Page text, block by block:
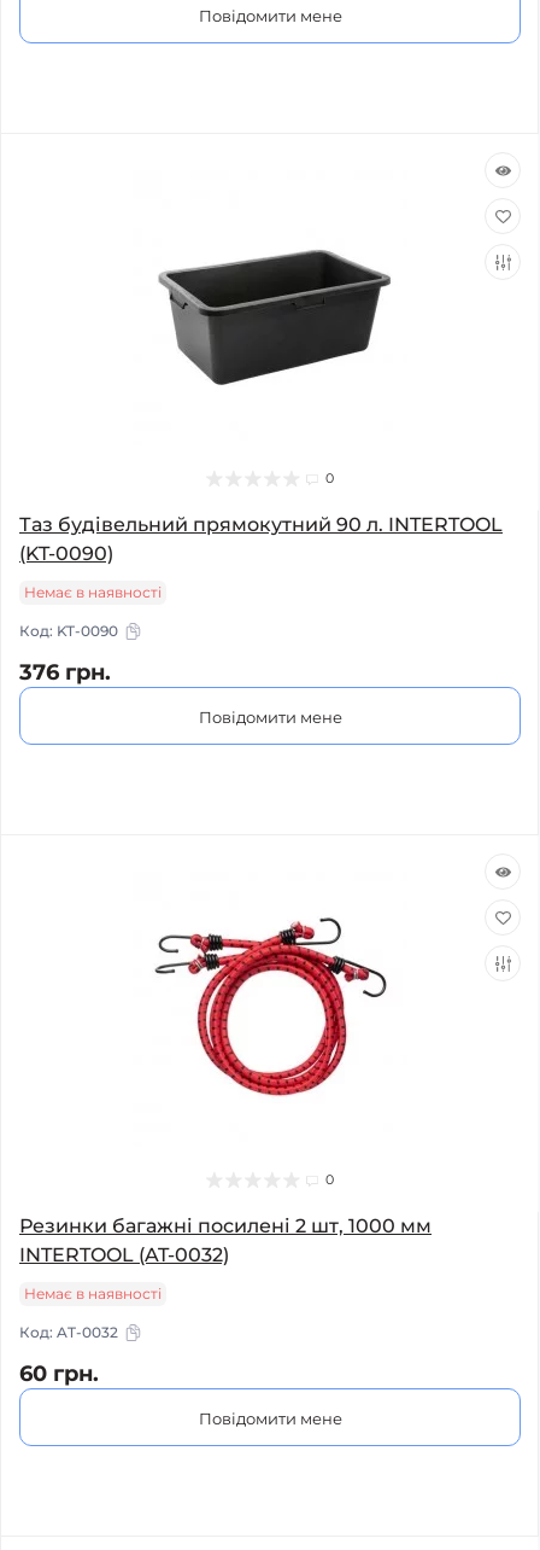
Повідомити мене
0
Таз будівельний прямокутний 90 л. INTERTOOL
(KT-0090)
Немає в наявності
Код: KT-0090
376 грн.
Повідомити мене
0
Резинки багажні посилені 2 шт, 1000 мм
INTERTOOL (AT-0032)
Немає в наявності
Код: AT-0032
60 грн.
Повідомити мене